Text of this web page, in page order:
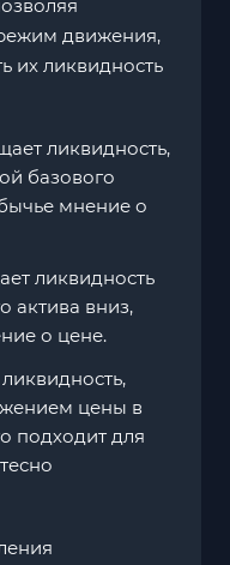
движения,
их ликвидность
ликвидность,
базового
мнение о
ликвидность
актива вниз,
о цене.
цены в
подходит для